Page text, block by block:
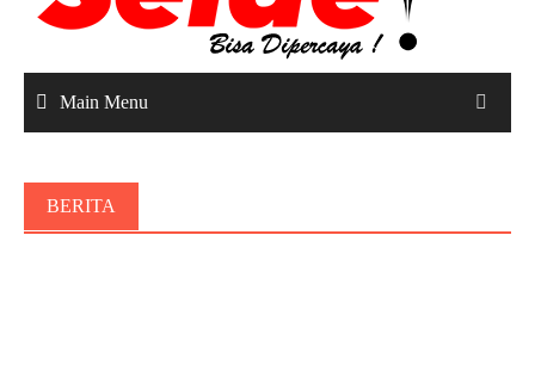
Main Menu
BERITA